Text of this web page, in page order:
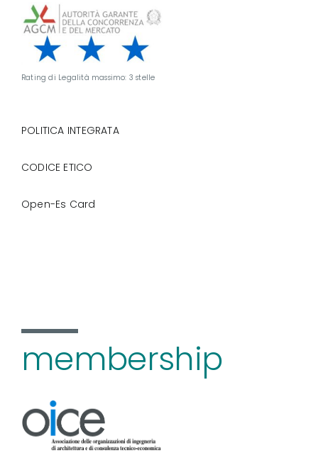
Rating di Legalità massimo: 3 stelle
POLITICA INTEGRATA
CODICE ETICO
Open-Es Card
membership